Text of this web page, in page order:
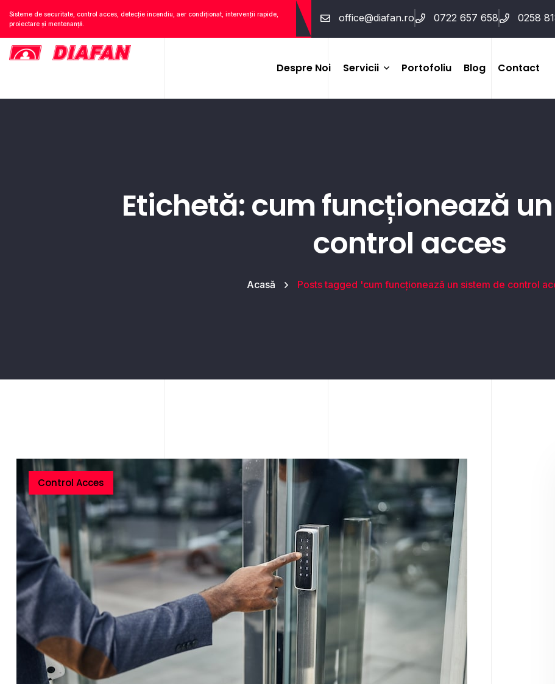
Sisteme de securitate, control acces, detecție incendiu, aer condiționat, intervenții rapide,
proiectare și mentenanță.
office@diafan.ro 0722 657 658 0258
Despre Noi Servicii
(CCTV)
Control Acces Și Pontaj
Portofoliu Blog Contact
Etichetă: cum funcționează
control acces
Acasă Posts tagged 'cum funcționează un sistem de control
Control Acces